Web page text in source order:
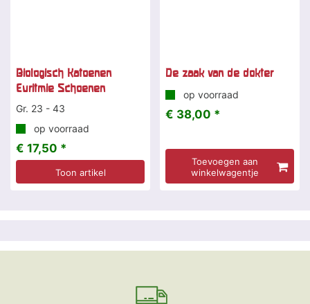
Biologisch Katoenen
Euritmie Schoenen
Gr. 23 - 43
op voorraad
€ 17,50 *
Toon artikel
De zaak van de dokter
op voorraad
€ 38,00 *
Toevoegen aan
winkelwagentje